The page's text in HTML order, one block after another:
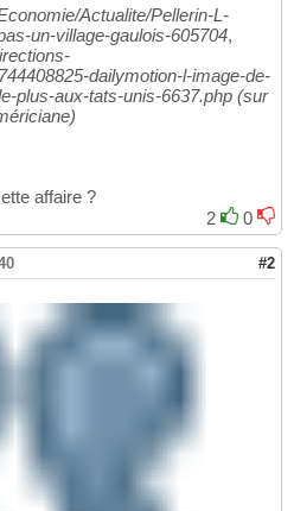
Actualite/Pellerin-L-
un-village-gaulois-605704,
dailymotion-l-image-de-
plus-aux-tats-unis-6637.php (sur
affaire ?
2
0
#2